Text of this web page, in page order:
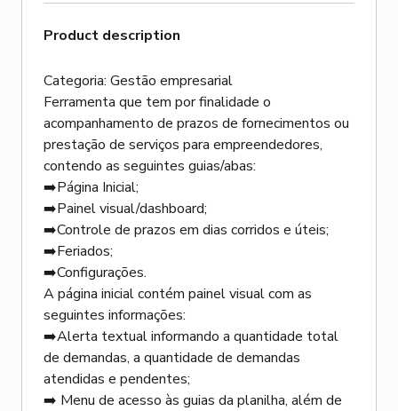
Product description
Categoria: Gestão empresarial
Ferramenta que tem por finalidade o
acompanhamento de prazos de fornecimentos ou
prestação de serviços para empreendedores,
contendo as seguintes guias/abas:
➡️Página Inicial;
➡️Painel visual/dashboard;
➡️Controle de prazos em dias corridos e úteis;
➡️Feriados;
➡️Configurações.
A página inicial contém painel visual com as
seguintes informações:
➡️Alerta textual informando a quantidade total
de demandas, a quantidade de demandas
atendidas e pendentes;
➡️ Menu de acesso às guias da planilha, além de